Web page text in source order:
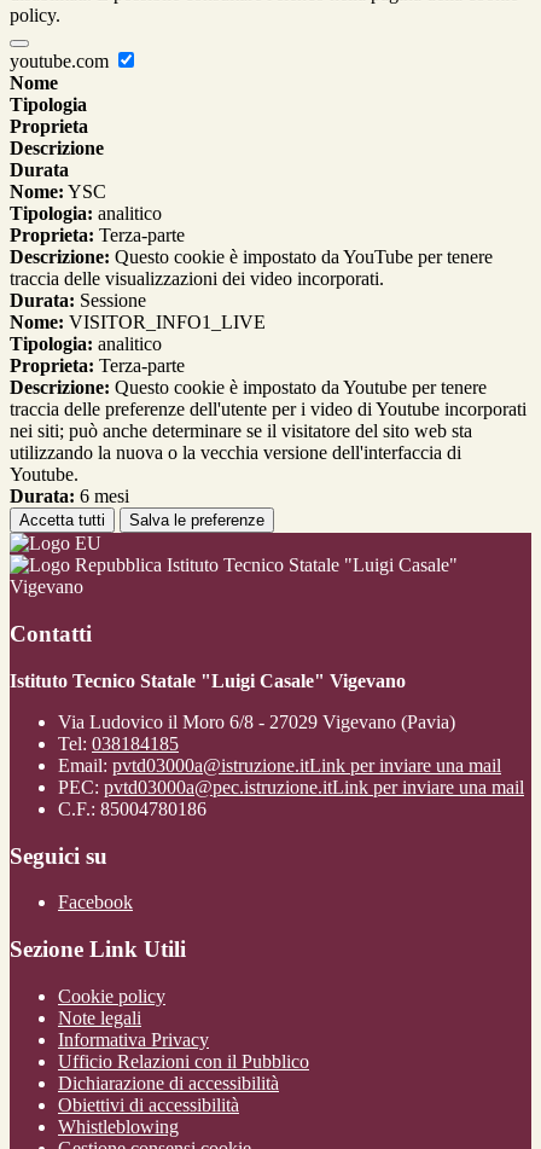
policy.
youtube.com
Nome
Tipologia
Proprieta
Descrizione
Durata
Nome: YSC
Tipologia: analitico
Proprieta: Terza-parte
Descrizione: Questo cookie è impostato da YouTube per tenere
traccia delle visualizzazioni dei video incorporati.
Durata: Sessione
Nome: VISITOR_INFO1_LIVE
Tipologia: analitico
Proprieta: Terza-parte
Descrizione: Questo cookie è impostato da Youtube per tenere
traccia delle preferenze dell'utente per i video di Youtube incorporati
nei siti; può anche determinare se il visitatore del sito web sta
utilizzando la nuova o la vecchia versione dell'interfaccia di
Youtube.
Durata: 6 mesi
Accetta tutti Salva le preferenze
Istituto Tecnico Statale "Luigi Casale"
Vigevano
Contatti
Istituto Tecnico Statale "Luigi Casale" Vigevano
Via Ludovico il Moro 6/8 - 27029 Vigevano (Pavia)
Tel: 038184185
Email: pvtd03000a@istruzione.itLink per inviare una mail
PEC: pvtd03000a@pec.istruzione.itLink per inviare una mail
C.F.: 85004780186
Seguici su
Facebook
Sezione Link Utili
Cookie policy
Note legali
Informativa Privacy
Ufficio Relazioni con il Pubblico
Dichiarazione di accessibilità
Obiettivi di accessibilità
Whistleblowing